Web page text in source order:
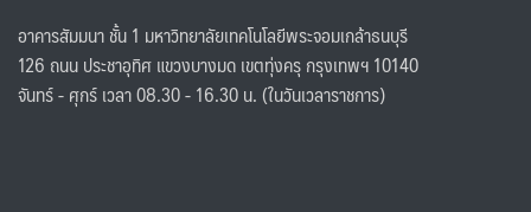
อาคารสัมมนา ชั้น 1 มหาวิทยาลัยเทคโนโลยีพระจอมเกล้าธนบุรี
126 ถนน ประชาอุทิศ แขวงบางมด เขตทุ่งครุ กรุงเทพฯ 10140
จันทร์ - ศุกร์ เวลา 08.30 - 16.30 น. (ในวันเวลาราชการ)